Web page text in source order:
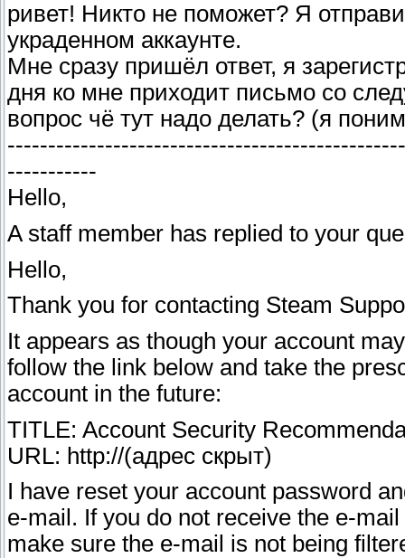
ривет! Никто не поможет? Я
украденном аккаунте.
Мне сразу пришёл ответ, я
дня ко мне приходит письмо со
вопрос чё тут надо делать? (я
-----------
Hello,
A staff member has replied to your
Hello,
Thank you for contacting Steam
It appears as though your account
follow the link below and take the
account in the future:
TITLE: Account Security
URL: http://(адрес скрыт)
I have reset your account password
e-mail. If you do not receive the e-
make sure the e-mail is not being